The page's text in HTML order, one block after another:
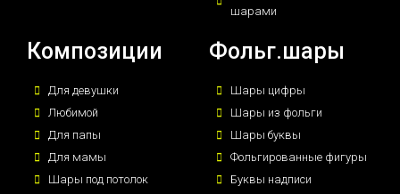
шарами
Композиции
Для девушки
Любимой
Для папы
Для мамы
Шары под потолок
Фольг.шары
Шары цифры
Шары из фольги
Шары буквы
Фольгированные фигуры
Буквы надписи